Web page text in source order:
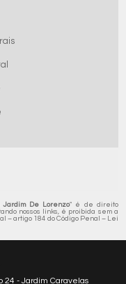
Jardim De Lorenzo" é de direito
nossos links, é proibida sem a
– artigo 184 do Código Penal – Lei
24 - Jardim Caravelas